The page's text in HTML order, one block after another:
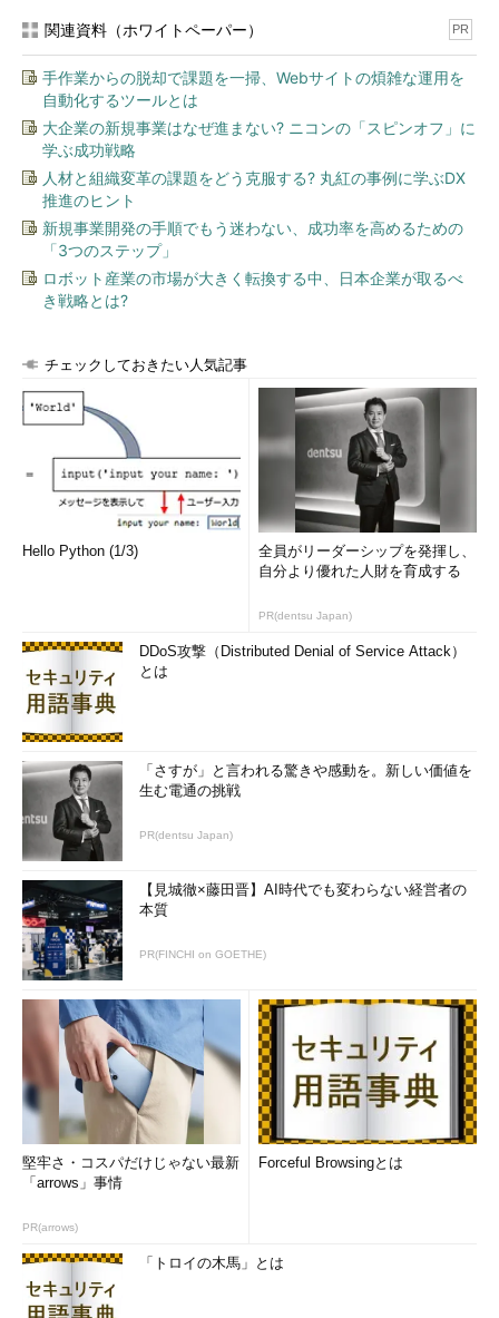
関連資料（ホワイトペーパー） PR
手作業からの脱却で課題を一掃、Webサイトの煩雑な運用を
自動化するツールとは
大企業の新規事業はなぜ進まない? ニコンの「スピンオフ」に
学ぶ成功戦略
人材と組織変革の課題をどう克服する? 丸紅の事例に学ぶDX
推進のヒント
新規事業開発の手順でもう迷わない、成功率を高めるための
「3つのステップ」
ロボット産業の市場が大きく転換する中、日本企業が取るべ
き戦略とは?
チェックしておきたい人気記事
Hello Python (1/3)
全員がリーダーシップを発揮し、
自分より優れた人財を育成する
PR(dentsu Japan)
DDoS攻撃（Distributed Denial of Service Attack）
とは
「さすが」と言われる驚きや感動を。新しい価値を
生む電通の挑戦
PR(dentsu Japan)
【見城徹×藤田晋】AI時代でも変わらない経営者の
本質
PR(FINCHI on GOETHE)
堅牢さ・コスパだけじゃない最新
「arrows」事情
PR(arrows)
Forceful Browsingとは
「トロイの木馬」とは